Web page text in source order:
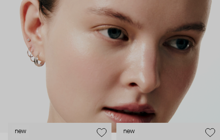
как профессиональные пирсеры (они отвечают за
безопасность и эргономичность пирсинга), так и ювелирные
стилисты (благодаря им дизайн соответствует трендам, а
украшения легко сочетаются между собой).
Украшения AURIS – для тех, кто открыто выражает себя, но
делает это интеллигентно и по-взрослому.
new new